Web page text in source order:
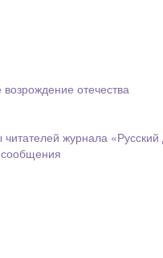
отечества
журнала